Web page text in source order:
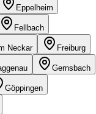
Eppelheim
Fellbach
Neckar Freiburg
Gernsbach
Göppingen